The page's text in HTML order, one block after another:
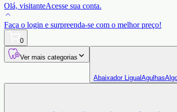
Olá, visitanteAcesse sua conta.
Faça o login e surpreenda-se com o melhor preço!
0
Ver mais categorias
Abaixador LigualAgulhas